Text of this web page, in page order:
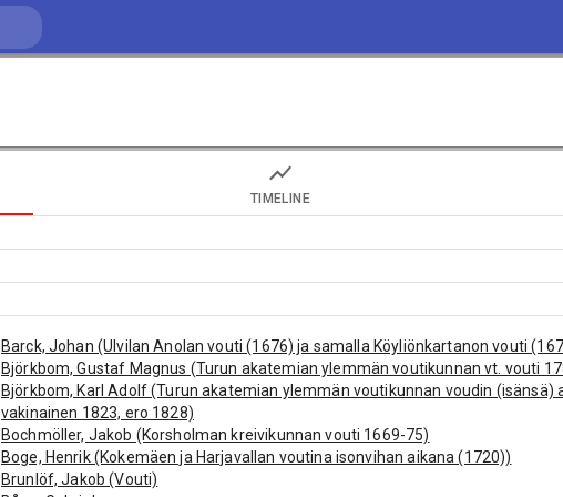
TIMELINE
Barck, Johan (Ulvilan Anolan vouti (1676) ja samalla Köyliönkartanon vouti
Björkbom, Gustaf Magnus (Turun akatemian ylemmän voutikunnan vt. vouti
Björkbom, Karl Adolf (Turun akatemian ylemmän voutikunnan voudin (isänsä)
vakinainen 1823, ero 1828)
Bochmöller, Jakob (Korsholman kreivikunnan vouti 1669-75)
Boge, Henrik (Kokemäen ja Harjavallan voutina isonvihan aikana (1720))
Brunlöf, Jakob (Vouti)